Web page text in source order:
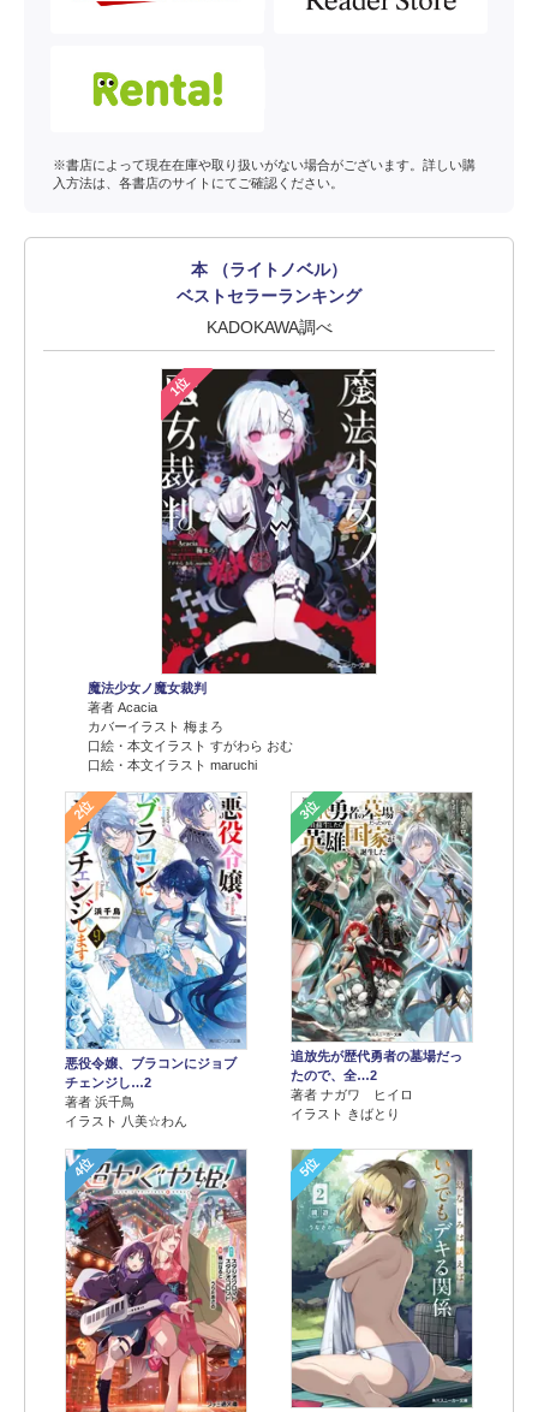
※書店によって現在在庫や取り扱いがない場合がございます。詳しい購
入方法は、各書店のサイトにてご確認ください。
本 （ライトノベル）
ベストセラーランキング
KADOKAWA調べ
1位
魔法少女ノ魔女裁判
著者 Acacia
カバーイラスト 梅まろ
口絵・本文イラスト すがわら おむ
口絵・本文イラスト maruchi
2位
悪役令嬢、ブラコンにジョブ
チェンジし…2
著者 浜千鳥
イラスト 八美☆わん
3位
追放先が歴代勇者の墓場だっ
たので、全…2
著者 ナガワ ヒイロ
イラスト きばとり
4位 5位